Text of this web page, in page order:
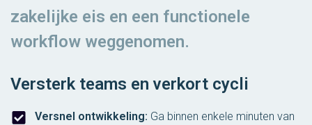
zakelijke eis en een functionele
workflow weggenomen.
Versterk teams en verkort cycli
Versnel ontwikkeling: Ga binnen enkele minuten van